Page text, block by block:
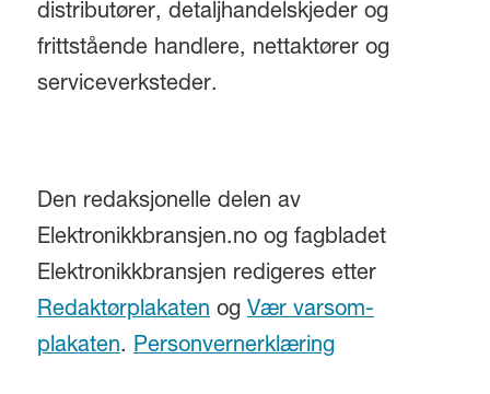
distributører, detaljhandelskjeder og
frittstående handlere, nettaktører og
serviceverksteder.
Den redaksjonelle delen av
Elektronikkbransjen.no og fagbladet
Elektronikkbransjen redigeres etter
Redaktørplakaten og Vær varsom-
plakaten. Personvernerklæring